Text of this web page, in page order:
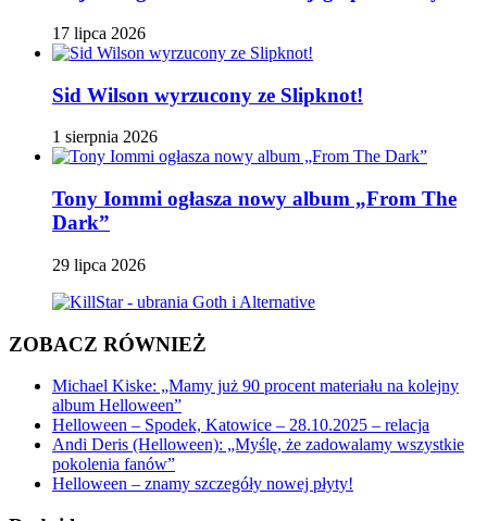
17 lipca 2026
Sid Wilson wyrzucony ze Slipknot!
1 sierpnia 2026
Tony Iommi ogłasza nowy album „From The
Dark”
29 lipca 2026
ZOBACZ RÓWNIEŻ
Michael Kiske: „Mamy już 90 procent materiału na kolejny
album Helloween”
Helloween – Spodek, Katowice – 28.10.2025 – relacja
Andi Deris (Helloween): „Myślę, że zadowalamy wszystkie
pokolenia fanów”
Helloween – znamy szczegóły nowej płyty!